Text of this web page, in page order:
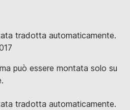
tradotta automaticamente.
può essere montata solo su
tradotta automaticamente.